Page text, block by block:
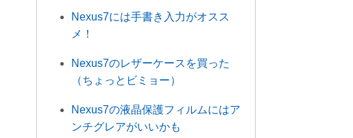
Nexus7には手書き入力がオスス
メ！
Nexus7のレザーケースを買った
（ちょっとビミョー）
Nexus7の液晶保護フィルムにはア
ンチグレアがいいかも